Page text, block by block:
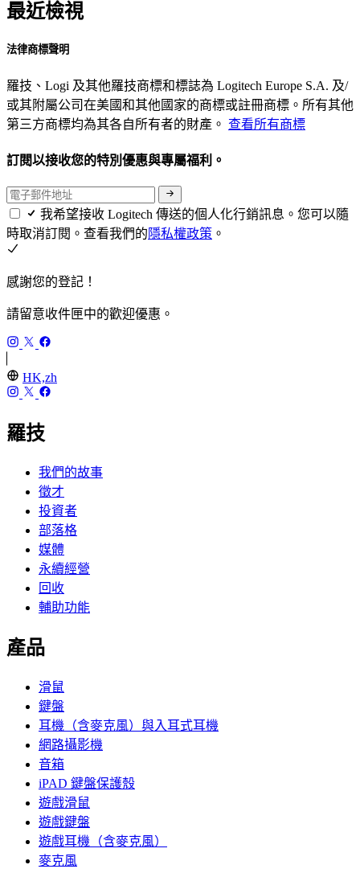
最近檢視
法律商標聲明
羅技、Logi 及其他羅技商標和標誌為 Logitech Europe S.A. 及/
或其附屬公司在美國和其他國家的商標或註冊商標。所有其他
第三方商標均為其各自所有者的財產。 查看所有商標
訂閱以接收您的特別優惠與專屬福利。
我希望接收 Logitech 傳送的個人化行銷訊息。您可以隨
時取消訂閱。查看我們的隱私權政策 。
感謝您的登記！
請留意收件匣中的歡迎優惠。
HK,zh
羅技
我們的故事
徵才
投資者
部落格
媒體
永續經營
回收
輔助功能
產品
滑鼠
鍵盤
耳機（含麥克風）與入耳式耳機
網路攝影機
音箱
iPAD 鍵盤保護殼
遊戲滑鼠
遊戲鍵盤
遊戲耳機（含麥克風）
麥克風